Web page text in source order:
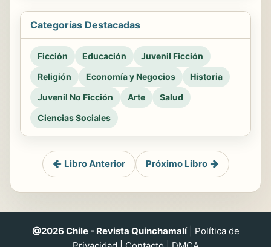
Categorías Destacadas
Ficción Educación
Juvenil Ficción
Religión
Economía y Negocios
Historia
Juvenil No Ficción
Arte
Salud
Ciencias Sociales
Libro Anterior Próximo Libro
@2026 Chile - Revista Quinchamalí| Política de